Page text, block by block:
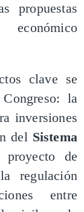
propuestas
clave se
la
inversiones
del Sistema
de
regulación
entre